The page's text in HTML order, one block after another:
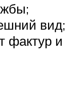
вид;
фактур и